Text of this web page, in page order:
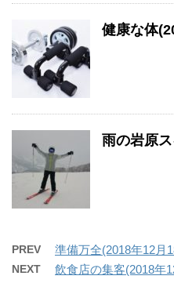
健康な体
雨の岩原
PREV 準備万全(2018年12月
NEXT 飲食店の集客(2018年